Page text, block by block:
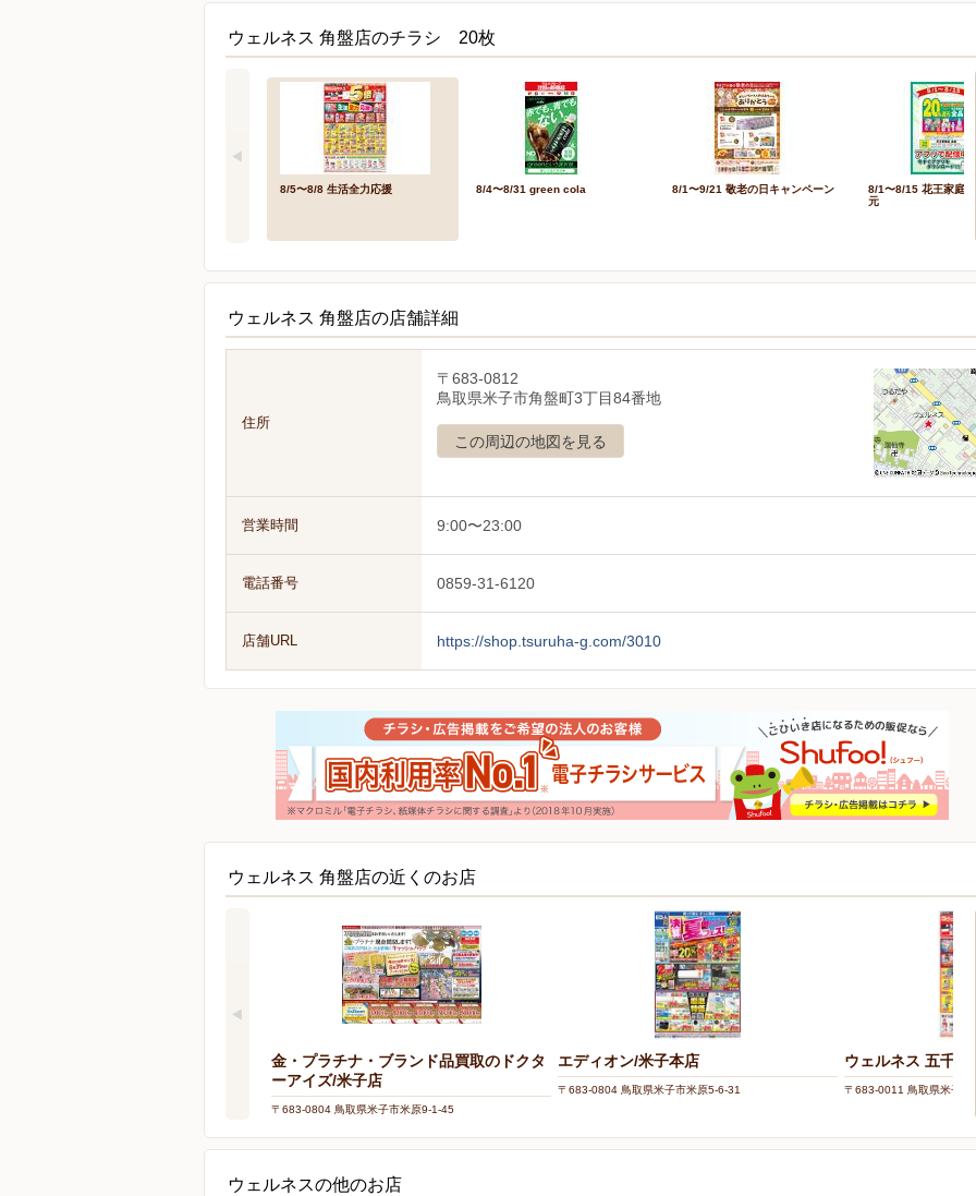
ウェルネス 角盤店のチラシ 20枚
8/5〜8/8 生活全力応援 8/4〜8/31 green cola 8/1〜9/21 敬老の日キャンペーン
8/1〜8/15 花王家庭品
元
ウェルネス 角盤店の店舗詳細
住所
〒683-0812
鳥取県米子市角盤町3丁目84番地
この周辺の地図を見る
営業時間 9:00〜23:00
電話番号 0859-31-6120
店舗URL https://shop.tsuruha-g.com/3010
ウェルネス 角盤店の近くのお店
金・プラチナ・ブランド品買取のドクタ
ーアイズ/米子店
〒683-0804 鳥取県米子市米原9-1-45
エディオン/米子本店
〒683-0804 鳥取県米子市米原5-6-31
ウェルネス 五千石店
〒683-0011 鳥取県米子市
ウェルネスの他のお店